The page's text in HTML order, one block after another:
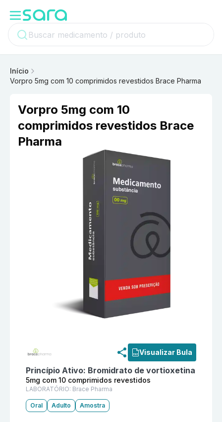
Início
Vorpro 5mg com 10 comprimidos revestidos Brace Pharma
Vorpro 5mg com 10
comprimidos revestidos Brace
Pharma
Visualizar Bula
Princípio Ativo: Bromidrato de vortioxetina
5mg com 10 comprimidos revestidos
LABORATÓRIO: Brace Pharma
Oral Adulto Amostra